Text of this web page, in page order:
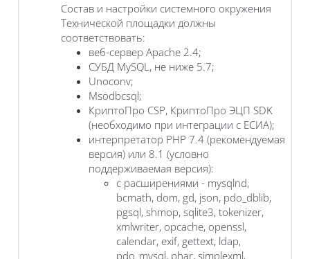
Состав и настройки системного окружения
Технической площадки должны
соответствовать:
веб-сервер Apache 2.4;
СУБД MySQL, не ниже 5.7;
Unoconv;
Msodbcsql;
КриптоПро CSP, КриптоПро ЭЦП SDK
(необходимо при интеграции с ЕСИА);
интерпретатор PHP 7.4 (рекомендуемая
версия) или 8.1 (условно
поддерживаемая версия):
с расширениями - mysqlnd,
bcmath, dom, gd, json, pdo_dblib,
pgsql, shmop, sqlite3, tokenizer,
xmlwriter, opcache, openssl,
calendar, exif, gettext, ldap,
pdo_mysql, phar, simplexml,